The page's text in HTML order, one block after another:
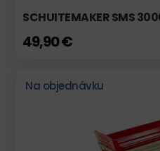
SCHUITEMAKER SMS
49,90 €
Na objednávku